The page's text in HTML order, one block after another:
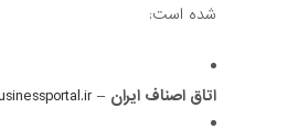
شده است:
اتاق اصناف ایران –